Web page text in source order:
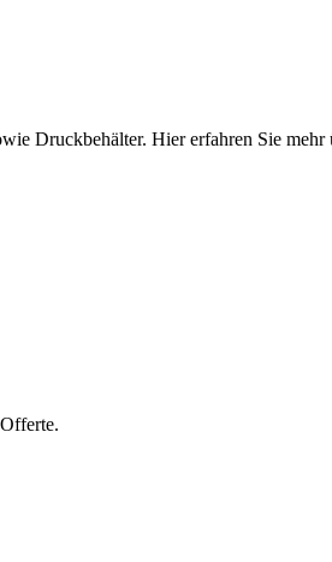
Druckbehälter. Hier erfahren Sie mehr